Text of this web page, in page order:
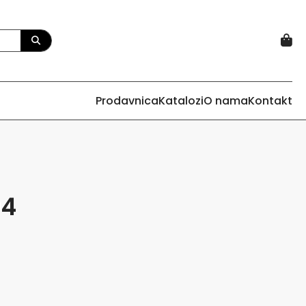
ProdavnicaKataloziO namaKontakt